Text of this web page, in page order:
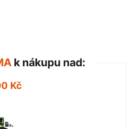
k nákupu nad:
Kč